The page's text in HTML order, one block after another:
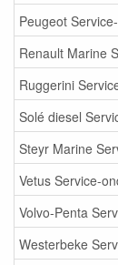
Peugeot
Renault Marine
Ruggerini
Solé diesel
Steyr Marine
Vetus Service-
Volvo-Penta
Westerbeke